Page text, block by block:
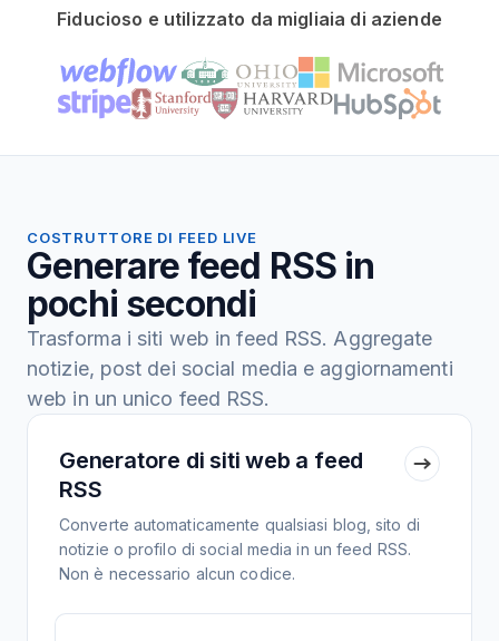
Fiducioso e utilizzato da migliaia di aziende
COSTRUTTORE DI FEED LIVE
Generare feed RSS in
pochi secondi
Trasforma i siti web in feed RSS. Aggregate
notizie, post dei social media e aggiornamenti
web in un unico feed RSS.
Generatore di siti web a feed
RSS
Converte automaticamente qualsiasi blog, sito di
notizie o profilo di social media in un feed RSS.
Non è necessario alcun codice.